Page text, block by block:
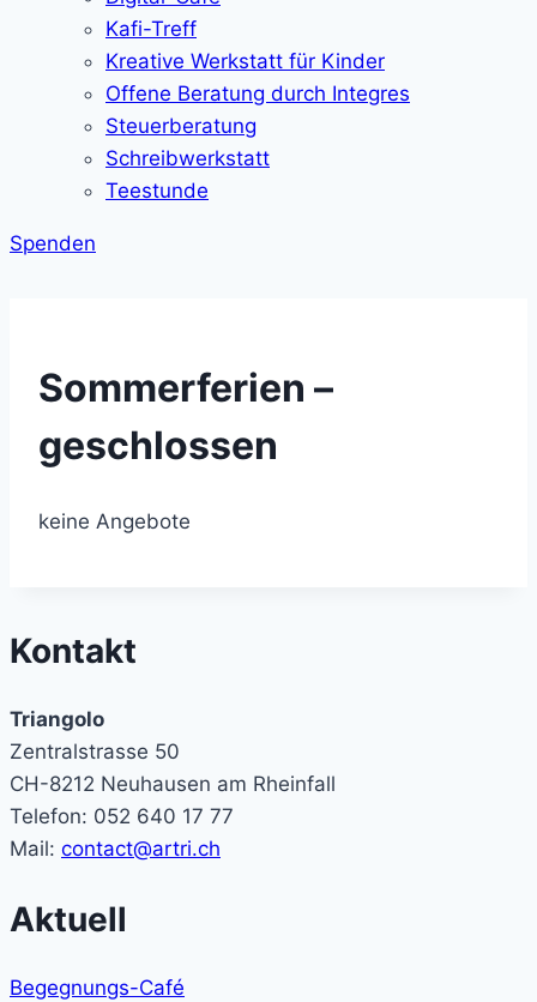
Kafi-Treff
Kreative Werkstatt für Kinder
Offene Beratung durch Integres
Steuerberatung
Schreibwerkstatt
Teestunde
Spenden
Sommerferien –
geschlossen
keine Angebote
Kontakt
Triangolo
Zentralstrasse 50
CH-8212 Neuhausen am Rheinfall
Telefon: 052 640 17 77
Mail: contact@artri.ch
Aktuell
Begegnungs-Café